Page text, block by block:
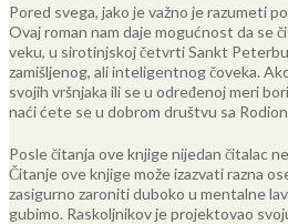
Pored svega, jako je važno je razumeti
Ovaj roman nam daje mogućnost da se
veku, u sirotinjskoj četvrti Sankt
zamišljenog, ali inteligentnog čoveka.
svojih vršnjaka ili se u određenoj meri
naći ćete se u dobrom društvu sa
Posle čitanja ove knjige nijedan čitalac
Čitanje ove knjige može izazvati razna
zasigurno zaroniti duboko u mentalne
gubimo. Raskoljnikov je projektovao